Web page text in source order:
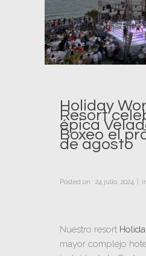
Holiday
Resort
épica
Boxeo el
de agosto
Posted on 24 julio, 2024
Nuestro resort
mayor complejo